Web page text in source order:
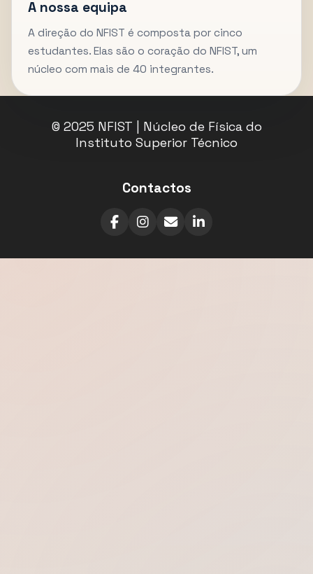
A nossa equipa
A direção do NFIST é composta por cinco
estudantes. Elas são o coração do NFIST, um
núcleo com mais de 40 integrantes.
© 2025 NFIST | Núcleo de Física do
Instituto Superior Técnico
Contactos